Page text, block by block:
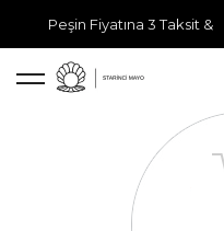
Peşin Fiyatına 3 Taksit &